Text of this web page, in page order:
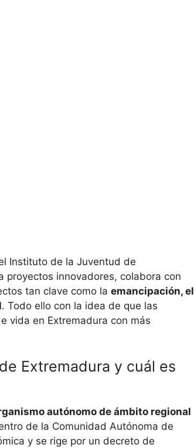
Instituto de la Juventud de
proyectos innovadores, colabora con
tan clave como la emancipación, el
. Todo ello con la idea de que las
vida en Extremadura con más
Extremadura y cuál es
autónomo de ámbito regional
de la Comunidad Autónoma de
y se rige por un decreto de